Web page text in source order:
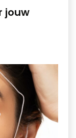
jouw